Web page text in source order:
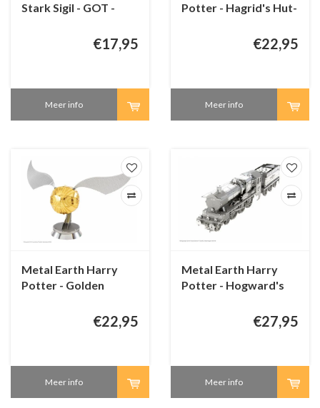
Stark Sigil - GOT -
€17,95
Meer info
Potter - Hagrid's Hut-
€22,95
Meer info
Metal Earth Harry
Potter - Golden
€22,95
Meer info
Metal Earth Harry
Potter - Hogward's
€27,95
Meer info